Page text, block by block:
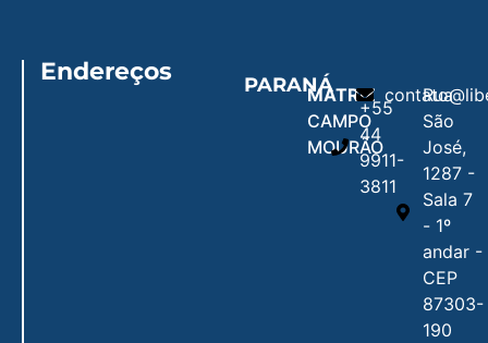
Endereços PARANÁMATRIZ
CAMPO
MOURÃO
+55
44
9911-
3811
Rua
São
José,
1287 -
Sala 7
- 1º
andar -
CEP
87303-
190